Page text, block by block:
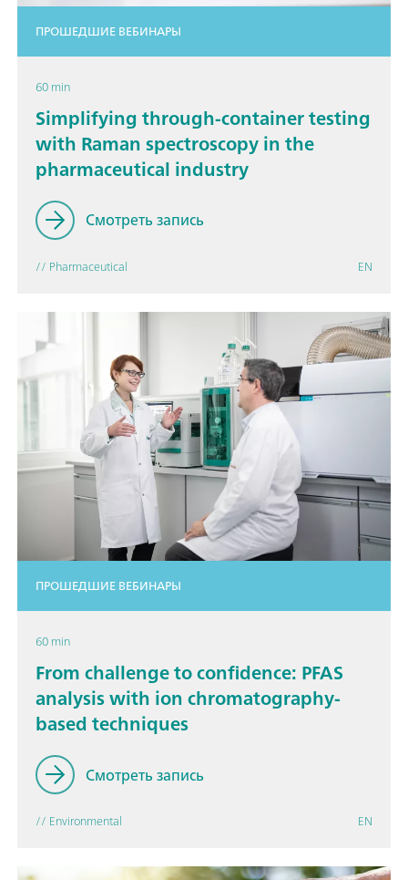
ПРОШЕДШИЕ ВЕБИНАРЫ
60 min
Simplifying through-container testing
with Raman spectroscopy in the
pharmaceutical industry
Смотреть запись
// Pharmaceutical EN
ПРОШЕДШИЕ ВЕБИНАРЫ
60 min
From challenge to confidence: PFAS
analysis with ion chromatography-
based techniques
Смотреть запись
// Environmental EN